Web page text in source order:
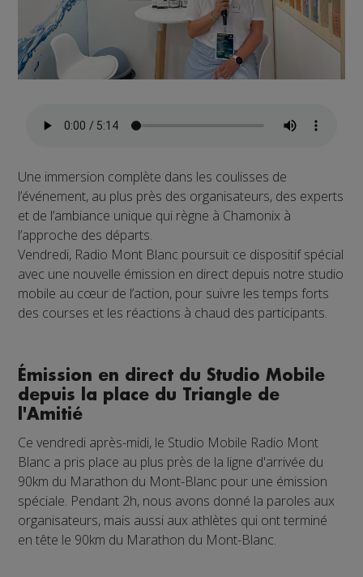
Une immersion complète dans les coulisses de
l’événement, au plus près des organisateurs, des experts
et de l’ambiance unique qui règne à Chamonix à
l’approche des départs.
Vendredi, Radio Mont Blanc poursuit ce dispositif spécial
avec une nouvelle émission en direct depuis notre studio
mobile au cœur de l’action, pour suivre les temps forts
des courses et les réactions à chaud des participants.
Émission en direct du Studio Mobile
depuis la place du Triangle de
l'Amitié
Ce vendredi après-midi, le Studio Mobile Radio Mont
Blanc a pris place au plus près de la ligne d'arrivée du
90km du Marathon du Mont-Blanc pour une émission
spéciale. Pendant 2h, nous avons donné la paroles aux
organisateurs, mais aussi aux athlètes qui ont terminé
en tête le 90km du Marathon du Mont-Blanc.